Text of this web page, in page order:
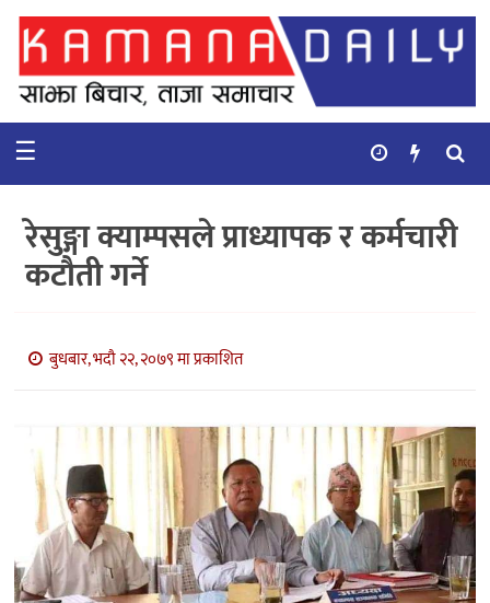
गृहपृष्ठ
समाचार
कुराकानी
बाणिज्य
सिफारिस
☰
रेसुङ्गा क्याम्पसले प्राध्यापक र कर्मचारी
कटौती गर्ने
बुधबार, भदौ २२, २०७९ मा प्रकाशित